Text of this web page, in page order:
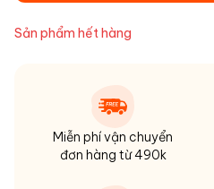
Sản phẩm hết hàng
Miễn phí vận chuyển
đơn hàng từ 490k